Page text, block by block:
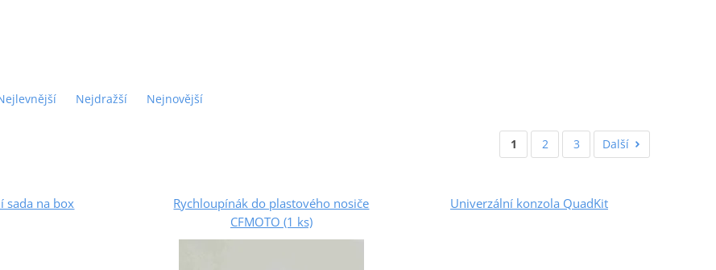
Nejdražší Nejnovější
1 2 3 Další
sada na box
Rychloupínák do plastového nosiče
CFMOTO (1 ks)
Univerzální konzola QuadKit